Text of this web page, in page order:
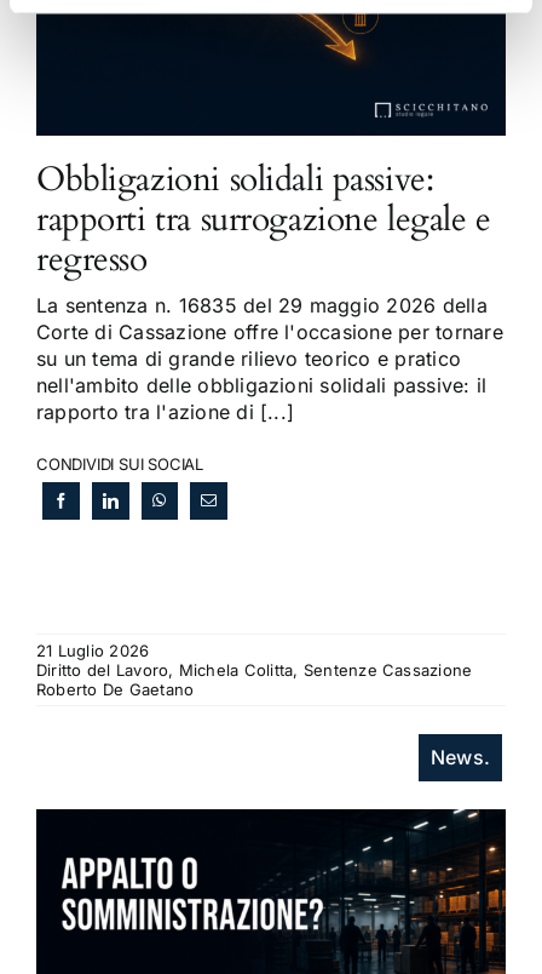
Obbligazioni solidali passive:
rapporti tra surrogazione legale e
regresso
La sentenza n. 16835 del 29 maggio 2026 della
Corte di Cassazione offre l'occasione per tornare
su un tema di grande rilievo teorico e pratico
nell'ambito delle obbligazioni solidali passive: il
rapporto tra l'azione di [...]
CONDIVIDI SUI SOCIAL
21 Luglio 2026
Diritto del Lavoro, Michela Colitta, Sentenze Cassazione
Roberto De Gaetano
News.